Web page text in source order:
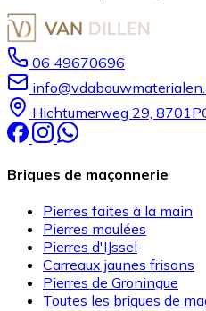
06 49670696
Hichtumerweg 29,
Briques de maçonnerie
Pierres faites à la main
Pierres moulées
Pierres d'IJssel
Carreaux jaunes frisons
Pierres de Groningue
Toutes les briques de